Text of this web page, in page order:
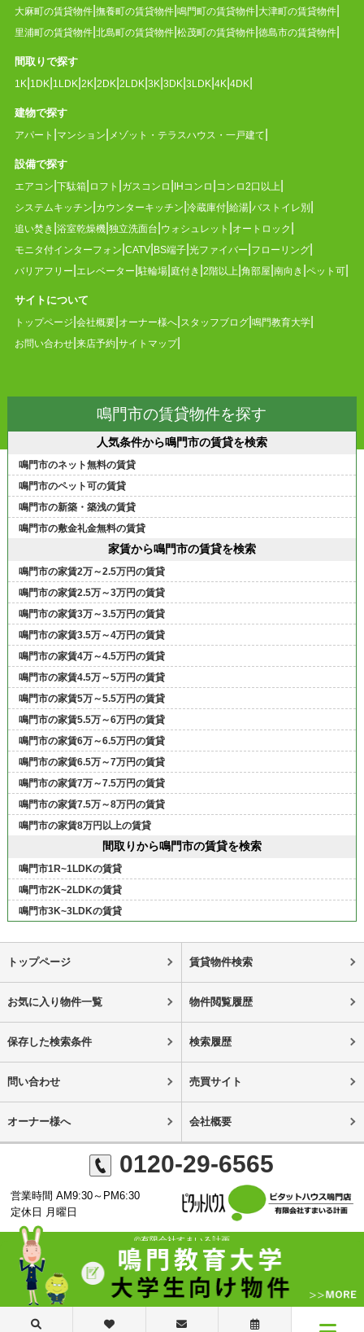
大麻町の賃貸物件 撫養町の賃貸物件 鳴門町の賃貸物件 大津町の賃貸物件
里浦町の賃貸物件 北島町の賃貸物件 松茂町の賃貸物件 徳島市の賃貸物件
間取りで探す
1K 1DK 1LDK 2K 2DK 2LDK 3K 3DK 3LDK 4K 4DK
建物で探す
アパート マンション メゾット・テラスハウス・一戸建て
設備で探す
エアコン 下駄箱 ロフト ガスコンロ IHコンロ コンロ2口以上
システムキッチン カウンターキッチン 冷蔵庫付 給湯 バストイレ別
追い焚き 浴室乾燥機 独立洗面台 ウォシュレット オートロック
モニタ付インターフォン CATV BS端子 光ファイバー フローリング
バリアフリー エレベーター 駐輪場 庭付き 2階以上 角部屋 南向き ペット可
サイトについて
トップページ 会社概要 オーナー様へ スタッフブログ 鳴門教育大学
お問い合わせ 来店予約 サイトマップ
鳴門市の賃貸物件を探す
人気条件から鳴門市の賃貸を検索
鳴門市のネット無料の賃貸
鳴門市のペット可の賃貸
鳴門市の新築・築浅の賃貸
鳴門市の敷金礼金無料の賃貸
家賃から鳴門市の賃貸を検索
鳴門市の家賃2万～2.5万円の賃貸
鳴門市の家賃2.5万～3万円の賃貸
鳴門市の家賃3万～3.5万円の賃貸
鳴門市の家賃3.5万～4万円の賃貸
鳴門市の家賃4万～4.5万円の賃貸
鳴門市の家賃4.5万～5万円の賃貸
鳴門市の家賃5万～5.5万円の賃貸
鳴門市の家賃5.5万～6万円の賃貸
鳴門市の家賃6万～6.5万円の賃貸
鳴門市の家賃6.5万～7万円の賃貸
鳴門市の家賃7万～7.5万円の賃貸
鳴門市の家賃7.5万～8万円の賃貸
鳴門市の家賃8万円以上の賃貸
間取りから鳴門市の賃貸を検索
鳴門市1R~1LDKの賃貸
鳴門市2K~2LDKの賃貸
鳴門市3K~3LDKの賃貸
トップページ 賃貸物件検索
お気に入り物件一覧 物件閲覧履歴
保存した検索条件 検索履歴
問い合わせ 売買サイト
オーナー様へ 会社概要
0120-29-6565
営業時間 AM9:30～PM6:30
定休日 月曜日
©有限会社すまいる計画